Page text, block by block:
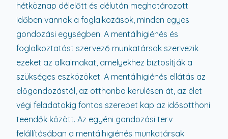
hétköznap délelőtt és délután meghatározott
időben vannak a foglalkozások, minden egyes
gondozási egységben. A mentálhigiénés és
foglalkoztatást szervező munkatársak szervezik
ezeket az alkalmakat, amelyekhez biztosítják a
szükséges eszközöket. A mentálhigiénés ellátás az
előgondozástól, az otthonba kerülésen át, az élet
végi feladatokig fontos szerepet kap az idősotthoni
teendők között. Az egyéni gondozási terv
felállításában a mentálhigiénés munkatársak